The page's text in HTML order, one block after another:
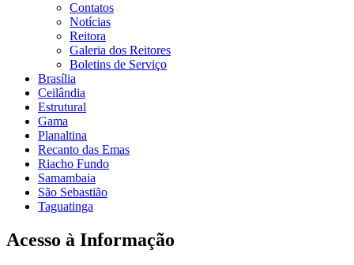
Contatos
Notícias
Reitora
Galeria dos Reitores
Boletins de Serviço
Brasília
Ceilândia
Estrutural
Gama
Planaltina
Recanto das Emas
Riacho Fundo
Samambaia
São Sebastião
Taguatinga
Acesso à Informação